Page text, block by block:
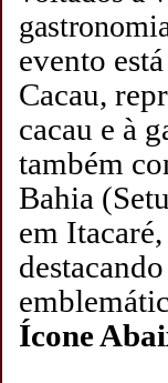
evento
Cacau,
cacau e à
também
Bahia
em
Ícone